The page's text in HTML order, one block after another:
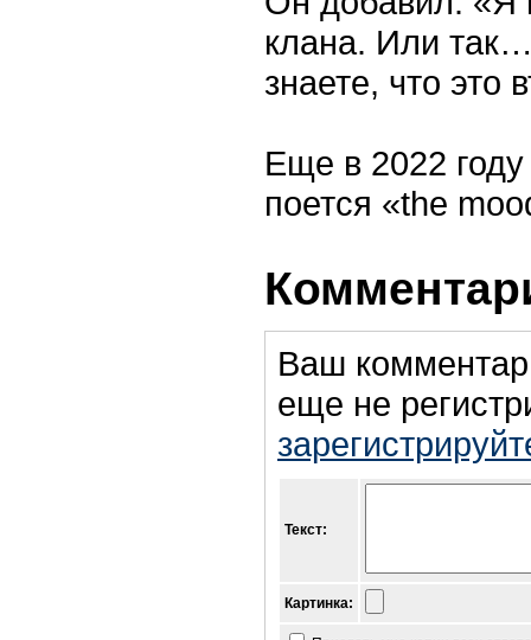
клана. Или
знаете, что это
Еще в 2022 году
поется «the
Ваш
еще не
Текст:
Картинка: